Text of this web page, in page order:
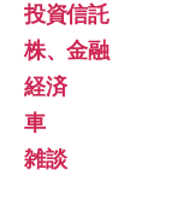
投資信託
株、金融
経済
車
雑談